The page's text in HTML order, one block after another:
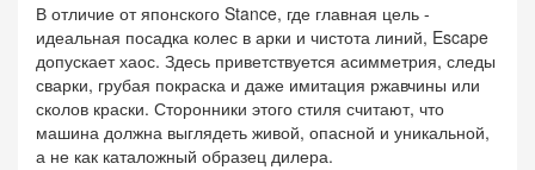
В отличие от японского Stance, где главная цель -
идеальная посадка колес в арки и чистота линий, Escape
допускает хаос. Здесь приветствуется асимметрия, следы
сварки, грубая покраска и даже имитация ржавчины или
сколов краски. Сторонники этого стиля считают, что
машина должна выглядеть живой, опасной и уникальной,
а не как каталожный образец дилера.